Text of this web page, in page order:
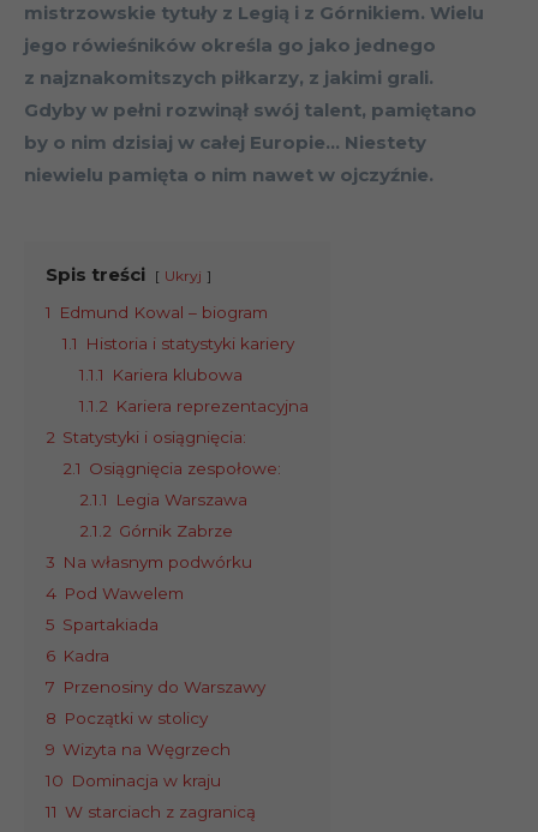
mistrzowskie tytuły z Legią i z Górnikiem. Wielu
jego rówieśników określa go jako jednego
z najznakomitszych piłkarzy, z jakimi grali.
Gdyby w pełni rozwinął swój talent, pamiętano
by o nim dzisiaj w całej Europie… Niestety
niewielu pamięta o nim nawet w ojczyźnie.
Spis treści Ukryj
1
Edmund Kowal – biogram
1.1
Historia i statystyki kariery
1.1.1
Kariera klubowa
1.1.2 Kariera reprezentacyjna
2 Statystyki i osiągnięcia:
2.1 Osiągnięcia zespołowe:
2.1.1
Legia Warszawa
2.1.2 Górnik Zabrze
3 Na własnym podwórku
4 Pod Wawelem
5 Spartakiada
6 Kadra
7 Przenosiny do Warszawy
8 Początki w stolicy
9 Wizyta na Węgrzech
10 Dominacja w kraju
11 W starciach z zagranicą